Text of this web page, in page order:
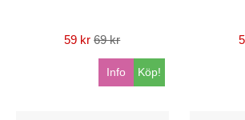
59 kr 69 kr
Köp!
Info